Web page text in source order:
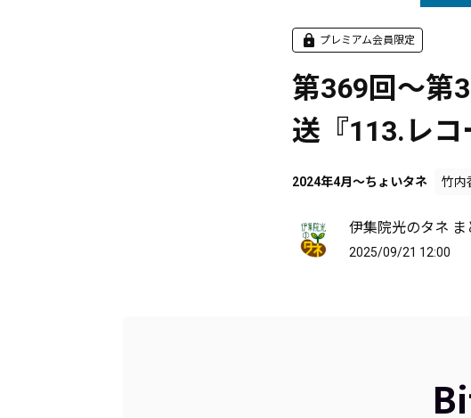
プレミアム会員限定
第369回～第
送『113.レコ
2024年4月～ちょいタネ 竹内
伊集院光のタネ ま
2025/09/21 12:00